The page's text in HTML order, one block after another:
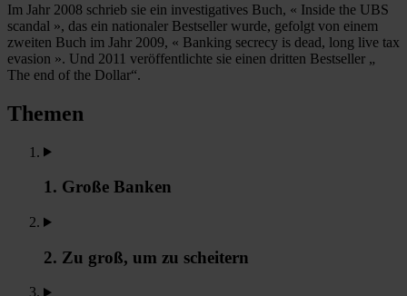
Im Jahr 2008 schrieb sie ein investigatives Buch, « Inside the UBS
scandal », das ein nationaler Bestseller wurde, gefolgt von einem
zweiten Buch im Jahr 2009, « Banking secrecy is dead, long live tax
evasion ». Und 2011 veröffentlichte sie einen dritten Bestseller „
The end of the Dollar“.
Themen
1. Große Banken
2. Zu groß, um zu scheitern